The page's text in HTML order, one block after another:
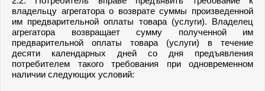
владельцу агрегатора о возврате суммы произведенной
им предварительной оплаты товара (услуги). Владелец
агрегатора возвращает сумму полученной им
предварительной оплаты товара (услуги) в течение
десяти календарных дней со дня предъявления
потребителем такого требования при одновременном
наличии следующих условий: